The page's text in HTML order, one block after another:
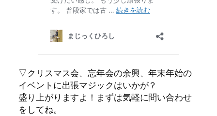
▽クリスマス会、忘年会の余興、年末年始の
イベントに出張マジックはいかが？
盛り上がりますよ！まずは気軽に問い合わせ
をしてね。